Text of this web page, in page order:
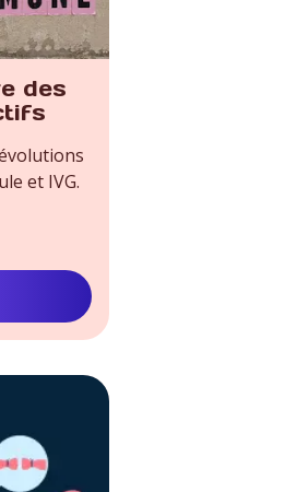
des
et IVG.